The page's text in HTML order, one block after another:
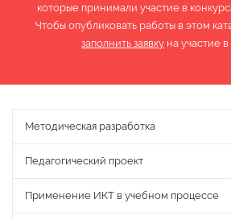
которые принимали участие в
Чтобы опубликовать работы в этом
заполнить заявку на участие в
Методическая разработка
Педагогический проект
Применение ИКТ в учебном процессе